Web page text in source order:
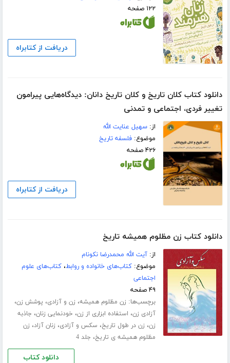
۱۲۲ صفحه
دریافت از کتابراه
دانلود کتاب کلان تاریخ و کلان تاریخ دانان: دیدگاه‌هایی پیرامون
تغییر فردی، اجتماعی و تمدنی
از:سهیل عنایت الله
موضوع:فلسفه تاریخ
۴۲۶ صفحه
دریافت از کتابراه
دانلود کتاب زن مظلوم همیشه تاریخ
از:آیت الله محمدرضا نکونام
موضوع:کتاب‌های خانواده و روابط،کتاب‌های علوم
اجتماعی
۴۹ صفحه
برچسب‌ها: زن مظلوم همیشه، زن و آزادی، پوشش زن،
آزادی زن، استفاده ابزاری از زن، خودنمایی زنان، جاذبه
زن، زن در طول تاریخ، سکس و آزادی، زنان آزاد، زن
مظلوم همیشه ی تاریخ، جلد 4
دانلود کتاب